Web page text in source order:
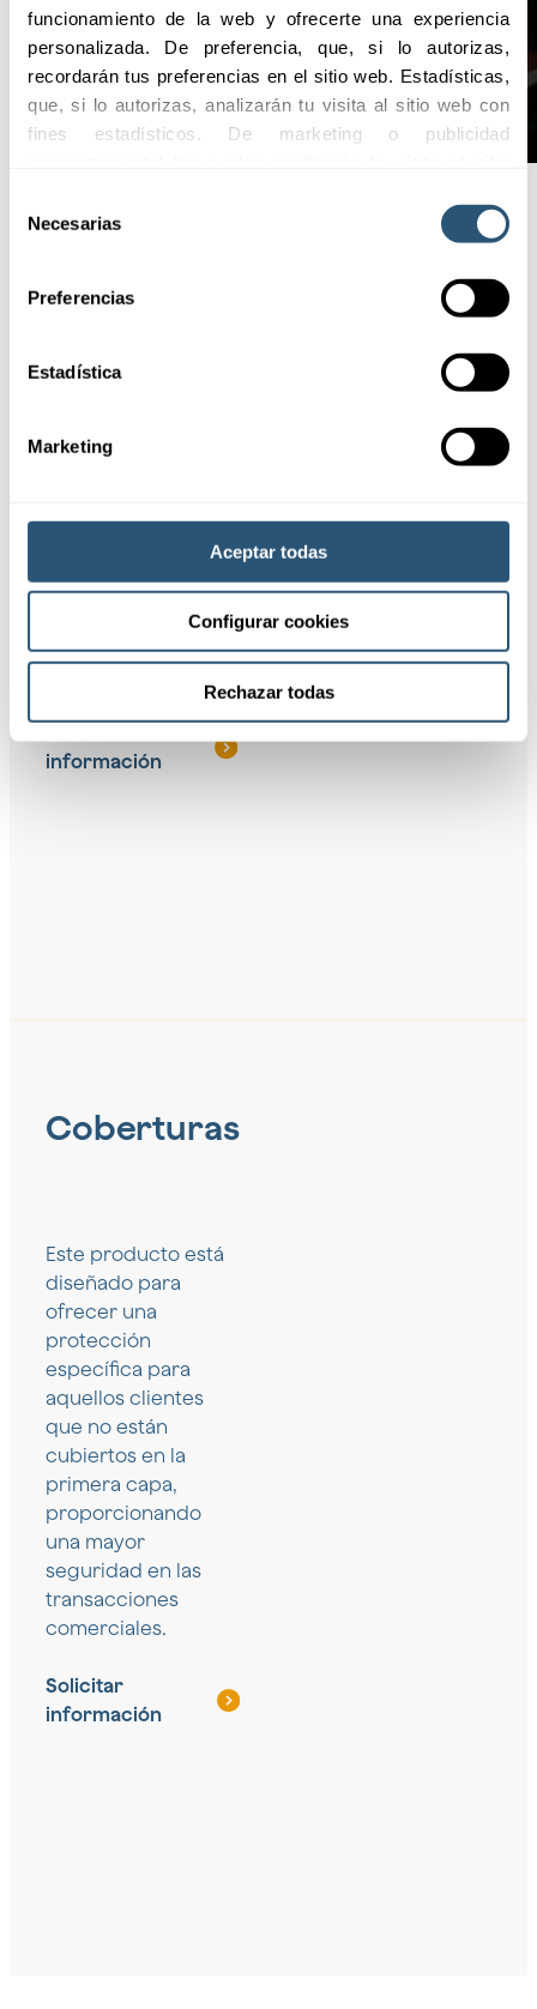
funcionamiento de la web y ofrecerte una experiencia
personalizada. De preferencia, que, si lo autorizas,
recordarán tus preferencias en el sitio web. Estadísticas,
que, si lo autorizas, analizarán tu visita al sitio web con
fines estadísticos. De marketing o publicidad
publicidad, personalizar los anuncios y medir su
para consultar la Política de
Necesarias
Preferencias
Estadística
Marketing
Aceptar todas
Configurar cookies
Rechazar todas
destacados
crédito de segunda
empresas que
cobertura más
información
Coberturas
Este producto está
diseñado para
ofrecer una
protección
específica para
aquellos clientes
que no están
cubiertos en la
primera capa,
proporcionando
una mayor
seguridad en las
transacciones
comerciales.
Solicitar
información